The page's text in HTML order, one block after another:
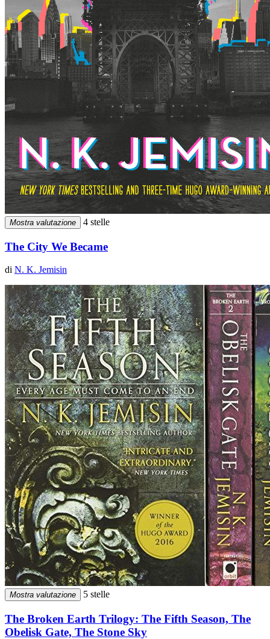
Mostra valutazione 4 stelle
The City We Became
di N. K. Jemisin
Mostra valutazione 5 stelle
The Broken Earth Trilogy: The Fifth Season, The
Obelisk Gate, The Stone Sky